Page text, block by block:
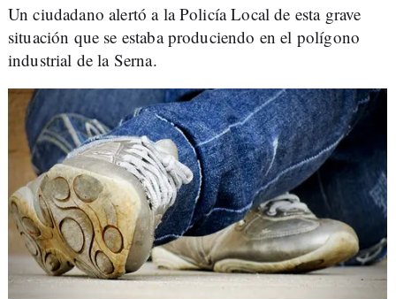
Un ciudadano alertó a la Policía Local de esta grave
situación que se estaba produciendo en el polígono
industrial de la Serna.